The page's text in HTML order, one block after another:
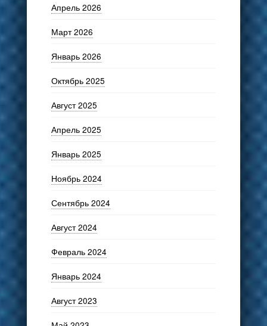
Апрель 2026
Март 2026
Январь 2026
Октябрь 2025
Август 2025
Апрель 2025
Январь 2025
Ноябрь 2024
Сентябрь 2024
Август 2024
Февраль 2024
Январь 2024
Август 2023